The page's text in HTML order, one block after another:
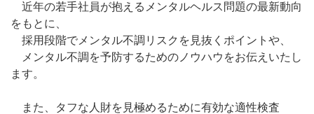
近年の若手社員が抱えるメンタルヘルス問題の最新動向
をもとに、
採用段階でメンタル不調リスクを見抜くポイントや、
メンタル不調を予防するためのノウハウをお伝えいたし
ます。
また、タフな人財を見極めるために有効な適性検査